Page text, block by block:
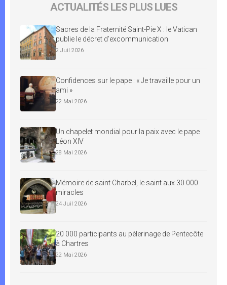
ACTUALITÉS LES PLUS LUES
Sacres de la Fraternité Saint-Pie X : le Vatican
publie le décret d’excommunication
2 Juil 2026
Confidences sur le pape : « Je travaille pour un
ami »
22 Mai 2026
Un chapelet mondial pour la paix avec le pape
Léon XIV
28 Mai 2026
Mémoire de saint Charbel, le saint aux 30 000
miracles
24 Juil 2026
20 000 participants au pèlerinage de Pentecôte
à Chartres
22 Mai 2026